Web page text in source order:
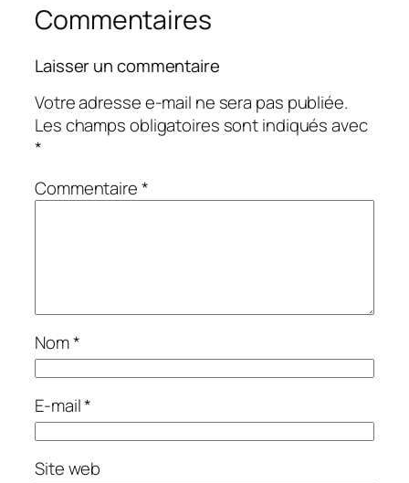
Commentaires
Laisser un commentaire
Votre adresse e-mail ne sera pas publiée.
Les champs obligatoires sont indiqués avec
*
Commentaire*
Nom*
E-mail*
Site web